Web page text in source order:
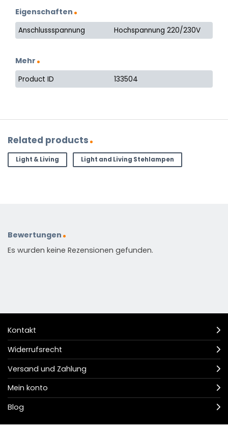
Eigenschaften
Anschlussspannung Hochspannung 220/230V
Mehr
Product ID 133504
Related products
Light & Living Light and Living Stehlampen
Bewertungen
Es wurden keine Rezensionen gefunden.
Kontakt
Widerrufsrecht
Versand und Zahlung
Mein konto
Blog